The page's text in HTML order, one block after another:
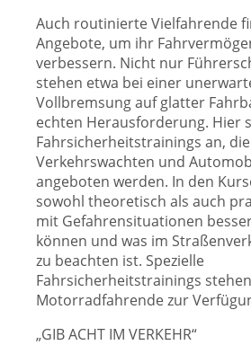
Auch routinierte Vielfahrende
Angebote, um ihr
verbessern. Nicht nur
stehen etwa bei einer
Vollbremsung auf glatter
echten Herausforderung. Hier
Fahrsicherheitstrainings an,
Verkehrswachten und
angeboten werden. In den
sowohl theoretisch als auch
mit Gefahrensituationen
können und was im
zu beachten ist. Spezielle
Fahrsicherheitstrainings
Motorradfahrende zur
„GIB ACHT IM VERKEHR“